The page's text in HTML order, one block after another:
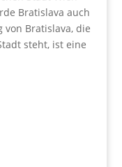
Bratislava auch
von Bratislava, die
steht, ist eine